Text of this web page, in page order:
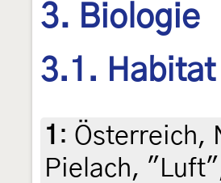
3. Biologie
3.1. Habitat
1 : Österreich,
Pielach,